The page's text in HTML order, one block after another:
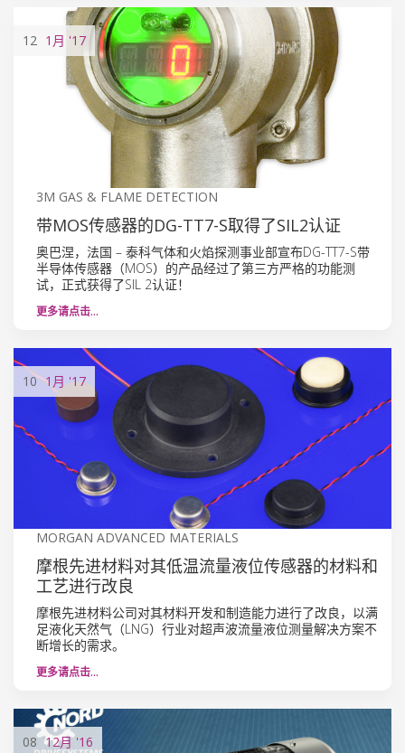
12 1月 '17
3M GAS & FLAME DETECTION
带MOS传感器的DG-TT7-S取得了SIL2认证
奥巴涅，法国 – 泰科气体和火焰探测事业部宣布DG-TT7-S带
半导体传感器（MOS）的产品经过了第三方严格的功能测
试，正式获得了SIL 2认证！
更多请点击…
10 1月'17
MORGAN ADVANCED MATERIALS
摩根先进材料对其低温流量液位传感器的材料和
工艺进行改良
摩根先进材料公司对其材料开发和制造能力进行了改良，以满
足液化天然气（LNG）行业对超声波流量液位测量解决方案不
断增长的需求。
更多请点击…
08 12月'16